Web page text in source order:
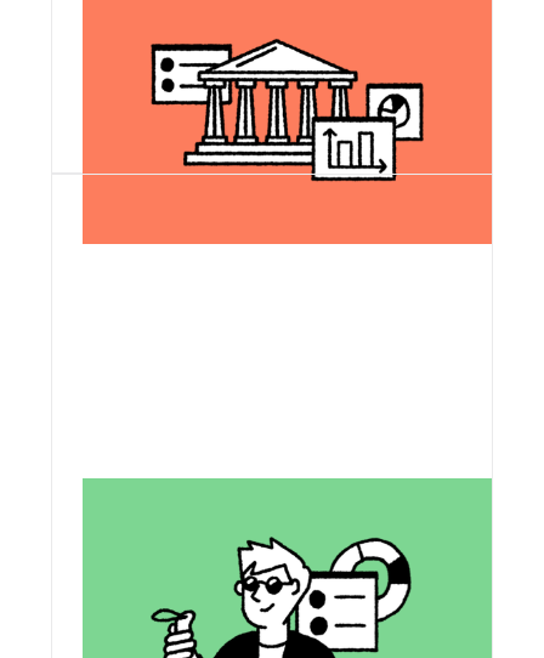
Construire ensemble des technologies
ouvertes, qui protègent la vie privée et
les libertés numériques de chaque
personne.
Lutter contre la fracture numérique et
rendre les technologies accessibles à
tous et toutes, quels que soient nos
âges, nos classes sociales ou nos
handicaps.